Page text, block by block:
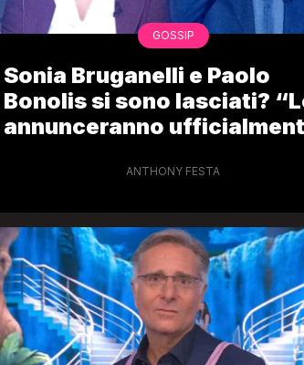
GOSSIP
Sonia Bruganelli e Paolo
Bonolis si sono lasciati?
annunceranno
ANTHONY FESTA
VIRAL
Camilla Milanesi lascia
“Addio cike mie, siete
grande famiglia per me”